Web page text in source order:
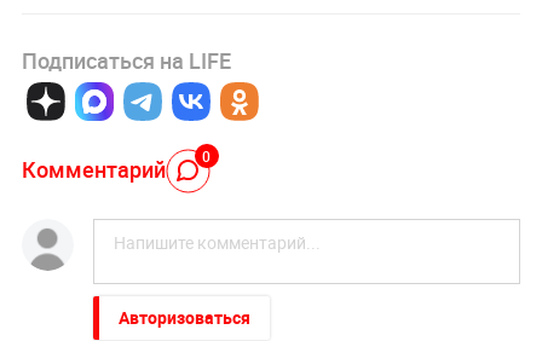
Подписаться на LIFE
Комментарий 0
Авторизоваться